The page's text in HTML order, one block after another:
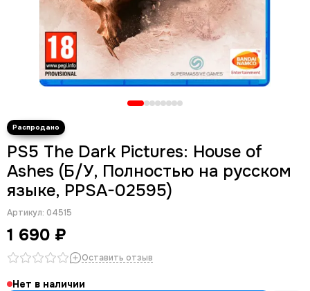
PS5 The Dark Pictures: House of
Ashes (Б/У, Полностью на русском
языке, PPSA-02595)
Артикул: 04515
1 690 ₽
Оставить отзыв
Нет в наличии